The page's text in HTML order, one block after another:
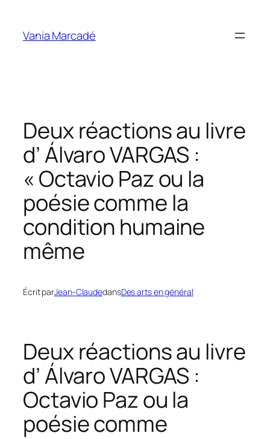
contenu
Vania Marcadé
Deux réactions au livre
d’ Álvaro VARGAS :
« Octavio Paz ou la
poésie comme la
condition humaine
même
Écrit parJean-ClaudedansDes arts en général
Deux réactions au livre
d’ Álvaro VARGAS :
Octavio Paz ou la
poésie comme